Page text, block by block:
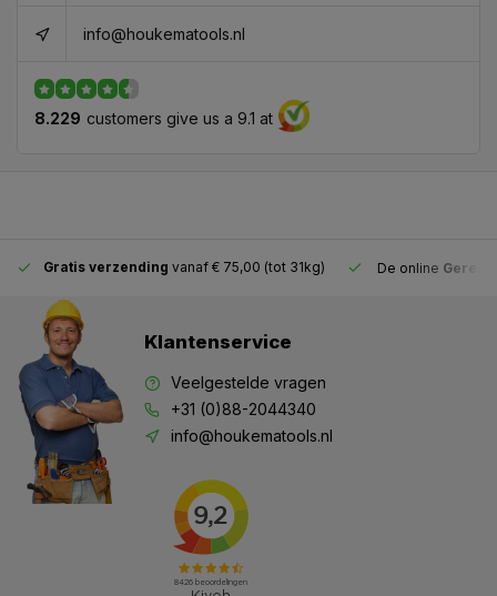
info@houkematools.nl
8.229 customers give us a 9.1 at
Gratis verzending vanaf € 75,00 (tot 31kg) De online
Klantenservice
Veelgestelde vragen
+31 (0)88-2044340
info@houkematools.nl